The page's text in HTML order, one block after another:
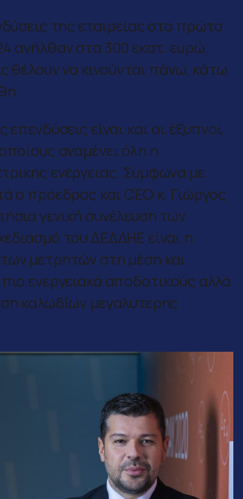
της εταιρείας στο πρώτο
ανήλθαν στα 300 εκατ. ευρώ.
θέλουν να κινούνται πάνω, κάτω
επενδύσεις είναι και οι έξυπνοι
αναμένει όλη η
ενέργειας. Σύμφωνα με
ο πρόεδρος και CEO κ. Γιώργος
γενική συνέλευση των
του ΔΕΔΔΗΕ είναι η
μετρητών στη μέση και
ενεργειακά αποδοτικούς αλλά
καλωδίων μεγαλύτερης